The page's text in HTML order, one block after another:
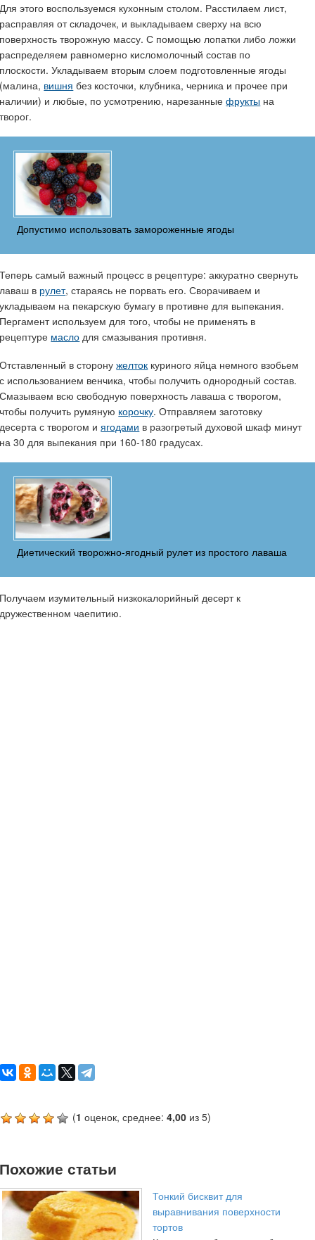
Для этого воспользуемся кухонным столом. Расстилаем лист,
расправляя от складочек, и выкладываем сверху на всю
поверхность творожную массу. С помощью лопатки либо ложки
распределяем равномерно кисломолочный состав по
плоскости. Укладываем вторым слоем подготовленные ягоды
(малина, вишня без косточки, клубника, черника и прочее при
наличии) и любые, по усмотрению, нарезанныефрукты на
творог.
Допустимо использовать замороженные ягоды
Теперь самый важный процесс в рецептуре: аккуратно свернуть
лаваш в рулет, стараясь не порвать его. Сворачиваем и
укладываем на пекарскую бумагу в противне для выпекания.
Пергамент используем для того, чтобы не применять в
рецептуре масло для смазывания противня.
Отставленный в сторонужелток куриного яйца немного взобьем
с использованием венчика, чтобы получить однородный состав.
Смазываем всю свободную поверхность лаваша с творогом,
чтобы получить румяную корочку. Отправляем заготовку
десерта с творогом иягодами в разогретый духовой шкаф минут
на 30 для выпекания при 160-180 градусах.
Диетический творожно-ягодный рулет из простого лаваша
Получаем изумительный низкокалорийный десерт к
дружественном чаепитию.
(1 оценок, среднее:4,00 из 5)
Похожие статьи
Тонкий бисквит для
выравнивания поверхности
тортов